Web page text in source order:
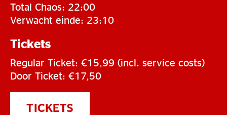
Total Chaos: 22:00
Verwacht einde: 23:10
Tickets
Regular Ticket: €15,99 (incl. service costs)
Door Ticket: €17,50
TICKETS